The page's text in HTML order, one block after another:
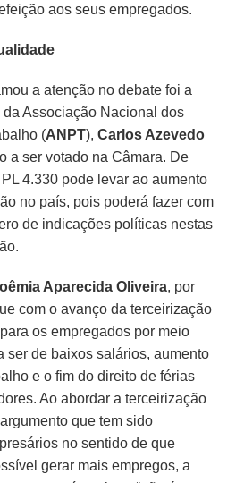
aos seus empregados.
a atenção no debate foi a
Associação Nacional dos
(ANPT),Carlos Azevedo
a ser votado na Câmara. De
PL 4.330 pode levar ao aumento
no país, pois poderá fazer com
de indicações políticas nestas
Aparecida Oliveira, por
com o avanço da terceirização
os empregados por meio
ser de baixos salários, aumento
e o fim do direito de férias
Ao abordar a terceirização
que tem sido
no sentido de que
gerar mais empregos, a